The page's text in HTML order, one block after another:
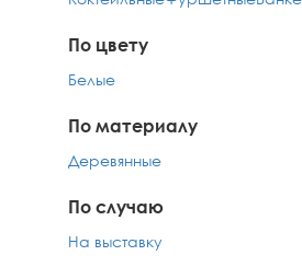
По цвету
Белые
По материалу
Деревянные
По случаю
На выставку